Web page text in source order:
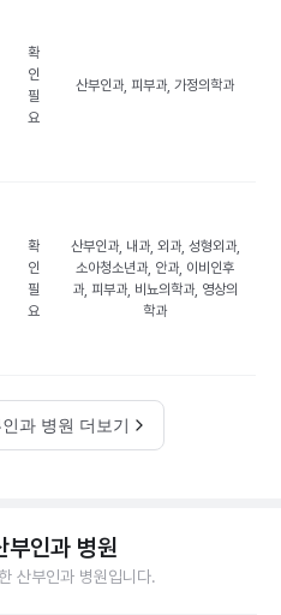
확
인
필
요
산부인과, 피부과, 가정의학과
확
인
필
요
산부인과, 내과, 외과, 성형외과,
소아청소년과, 안과, 이비인후
과, 피부과, 비뇨의학과, 영상의
학과
과 병원 더보기
부인과 병원
산부인과 병원입니다.